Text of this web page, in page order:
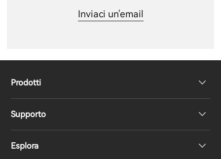
Inviaci un'email
Prodotti
Cuffie
Altoparlanti
Supporto
Dichiarazione di conformità UE
Esplora